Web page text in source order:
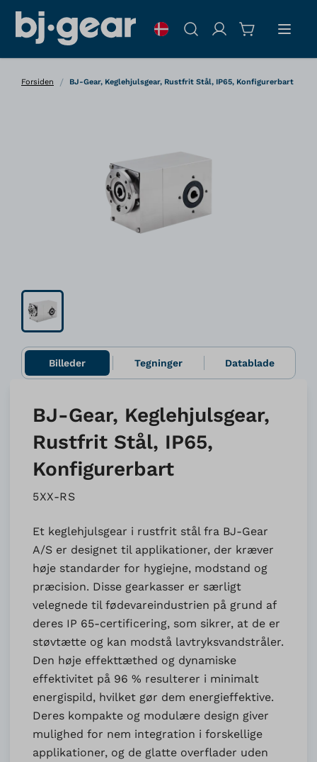
Søg
Forsiden / BJ-Gear, Keglehjulsgear, Rustfrit Stål, IP65, Konfigurerbart
Billeder Tegninger Datablade
BJ-Gear, Keglehjulsgear,
Rustfrit Stål, IP65,
Konfigurerbart
5XX-RS
Et keglehjulsgear i rustfrit stål fra BJ-Gear
A/S er designet til applikationer, der kræver
høje standarder for hygiejne, modstand og
præcision. Disse gearkasser er særligt
velegnede til fødevareindustrien på grund af
deres IP 65-certificering, som sikrer, at de er
støvtætte og kan modstå lavtryksvandstråler.
Den høje effekttæthed og dynamiske
effektivitet på 96 % resulterer i minimalt
energispild, hvilket gør dem energieffektive.
Deres kompakte og modulære design giver
mulighed for nem integration i forskellige
applikationer, og de glatte overflader uden